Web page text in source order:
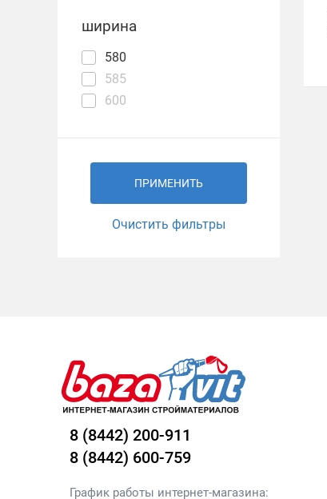
ширина
580
585
600
ПРИМЕНИТЬ
Очистить фильтры
8 (8442) 200-911
8 (8442) 600-759
График работы интернет-магазина: